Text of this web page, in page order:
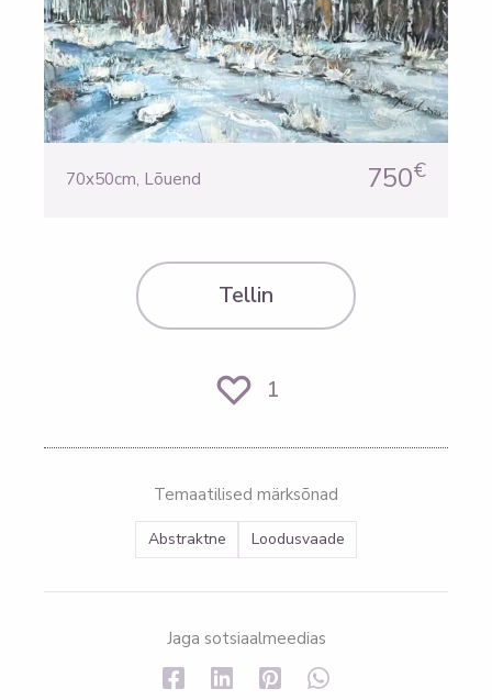
70x50cm, Lõuend 750€
Tellin
1
Temaatilised märksõnad
Abstraktne Loodusvaade
Jaga sotsiaalmeedias